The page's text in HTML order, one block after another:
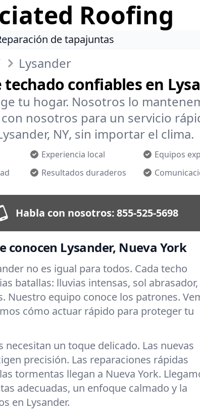
Roofing
de tapajuntas
Lysander
techado confiables en
tu hogar. Nosotros lo
nosotros para un servicio
NY, sin importar el clima.
Experiencia local
Equipos
Resultados duraderos
Habla con nosotros:855-525-5698
conocen Lysander, Nueva York
no es igual para todos. Cada techo
batallas: lluvias intensas, sol abrasador,
Nuestro equipo conoce los patrones.
cómo actuar rápido para proteger tu
necesitan un toque delicado. Las nuevas
precisión. Las reparaciones rápidas
tormentas llegan a Nueva York.
adecuadas, un enfoque calmado y la
en Lysander.